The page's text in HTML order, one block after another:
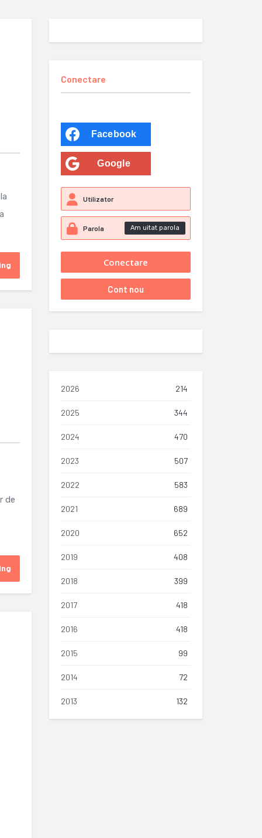
de
Conectare
Facebook
Google
Am uitat parola
2026 214
2025 344
2024 470
2023 507
2022 583
2021 689
2020 652
2019 408
2018 399
2017 418
2016 418
2015 99
2014 72
2013 132